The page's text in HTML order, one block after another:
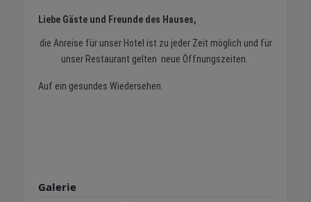
Liebe Gäste und Freunde des Hauses,
die Anreise für unser Hotel ist zu jeder Zeit möglich und für
unser Restaurant gelten neue Öffnungszeiten.
Auf ein gesundes Wiedersehen.
Galerie